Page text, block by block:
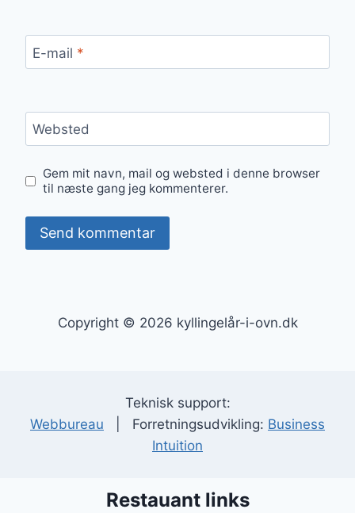
E-mail *
Websted
Gem mit navn, mail og websted i denne browser
til næste gang jeg kommenterer.
Copyright © 2026 kyllingelår-i-ovn.dk
Teknisk support:
Webbureau | Forretningsudvikling: Business
Intuition
Restauant links